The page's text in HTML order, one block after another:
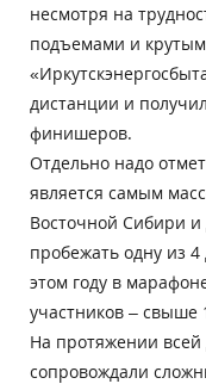
несмотря на
подъемами и
дистанции и
финишеров.
Отдельно надо
является самым
Восточной Сибири и
пробежать одну из
этом году в
участников – свыше
На протяжении всей
сопровождали